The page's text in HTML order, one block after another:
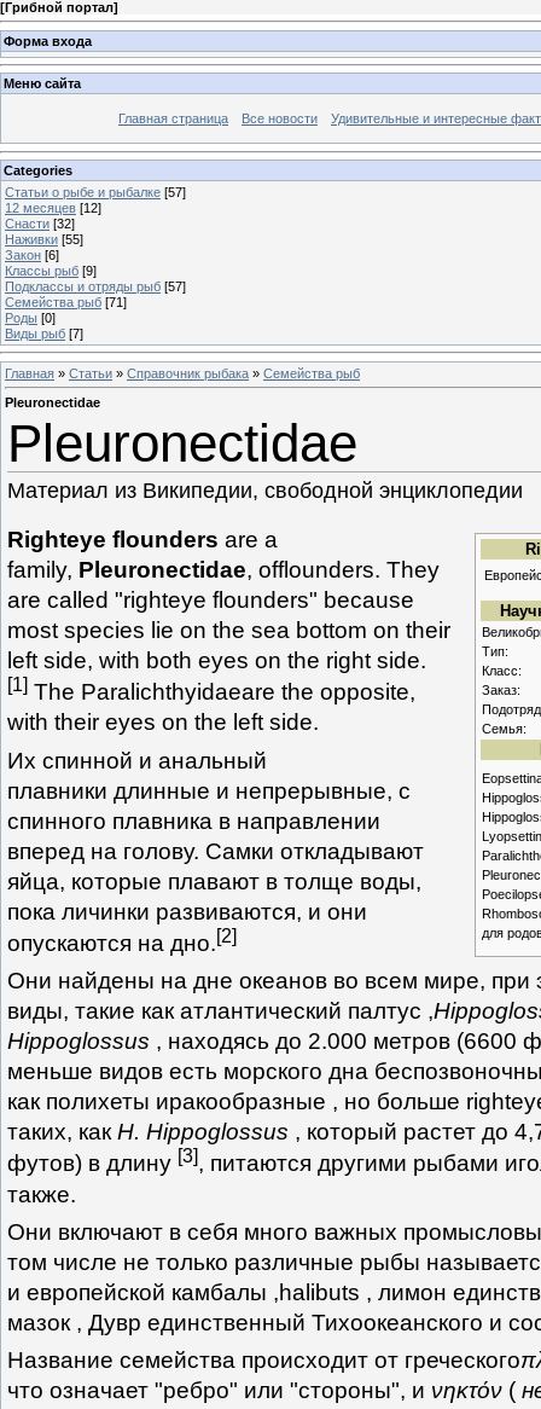
[Грибной портал]
Форма входа
Меню сайта
Главная страница Все новости Удивительные и интересные
Categories
Статьи о рыбе и рыбалке [57]
12 месяцев [12]
Снасти [32]
Наживки [55]
Закон [6]
Классы рыб [9]
Подклассы и отряды рыб [57]
Семейства рыб [71]
Роды [0]
Виды рыб [7]
Главная » Статьи » Справочник рыбака » Семейства рыб
Pleuronectidae
Pleuronectidae
Материал из Википедии, свободной энциклопедии
Тип:
Класс:
Заказ:
Семья:
для
Righteye flounders are a
family, Pleuronectidae, offlounders. They
are called "righteye flounders" because
most species lie on the sea bottom on their
left side, with both eyes on the right side.
[1] The Paralichthyidaeare the opposite,
with their eyes on the left side.
Их спинной и анальный
плавники длинные и непрерывные, с
спинного плавника в направлении
вперед на голову. Самки откладывают
яйца, которые плавают в толще воды,
пока личинки развиваются, и они
опускаются на дно.[2]
Они найдены на дне океанов во всем мире, при
виды, такие как атлантический палтус ,
Hippoglossus , находясь до 2.000 метров (6600
меньше видов есть морского дна
как полихеты иракообразные , но больше
таких, какН. Hippoglossus , который растет до
футов) в длину 3 , питаются другими рыбами
также.
Они включают в себя много важных
том числе не только различные рыбы
и европейской камбалы ,halibuts , лимон
мазок , Дувр единственный Тихоокеанского и
Название семейства происходит от греческого
что означает "ребро" или "стороны", и νηκτόν (